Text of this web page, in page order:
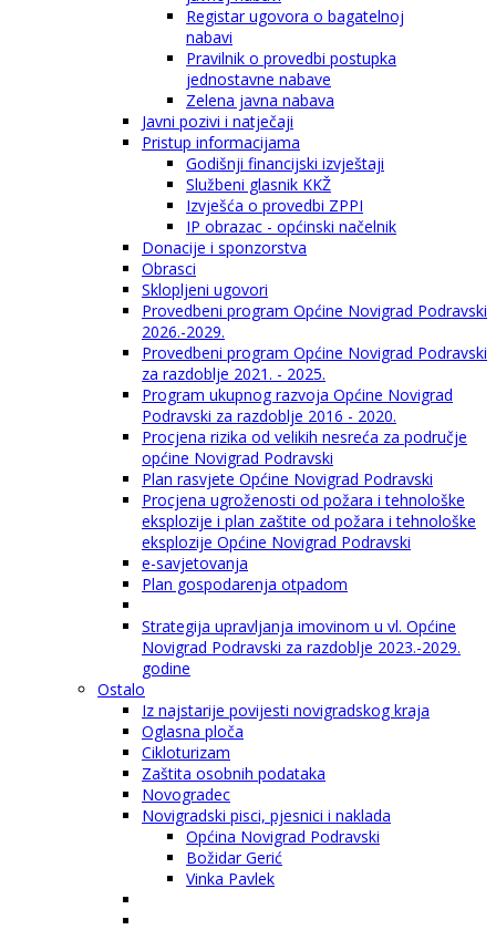
Registar ugovora o bagatelnoj
nabavi
Pravilnik o provedbi postupka
jednostavne nabave
Zelena javna nabava
Javni pozivi i natječaji
Pristup informacijama
Godišnji financijski izvještaji
Službeni glasnik KKŽ
Izvješća o provedbi ZPPI
IP obrazac - općinski načelnik
Donacije i sponzorstva
Obrasci
Sklopljeni ugovori
Provedbeni program Općine Novigrad Podravski
2026.-2029.
Provedbeni program Općine Novigrad Podravski
za razdoblje 2021. - 2025.
Program ukupnog razvoja Općine Novigrad
Podravski za razdoblje 2016 - 2020.
Procjena rizika od velikih nesreća za područje
općine Novigrad Podravski
Plan rasvjete Općine Novigrad Podravski
Procjena ugroženosti od požara i tehnološke
eksplozije i plan zaštite od požara i tehnološke
eksplozije Općine Novigrad Podravski
e-savjetovanja
Plan gospodarenja otpadom
Strategija upravljanja imovinom u vl. Općine
Novigrad Podravski za razdoblje 2023.-2029.
godine
Ostalo
Iz najstarije povijesti novigradskog kraja
Oglasna ploča
Cikloturizam
Zaštita osobnih podataka
Novogradec
Novigradski pisci, pjesnici i naklada
Općina Novigrad Podravski
Božidar Gerić
Vinka Pavlek